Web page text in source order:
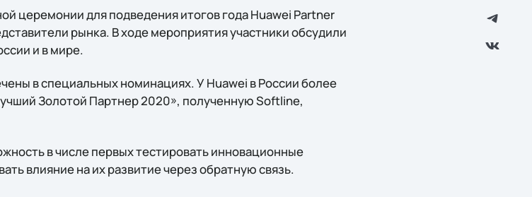
церемонии для подведения итогов года Huawei Partner
рынка. В ходе мероприятия участники обсудили
и в мире.
в специальных номинациях. У Huawei в России более
Золотой Партнер 2020», полученную Softline,
в числе первых тестировать инновационные
влияние на их развитие через обратную связь.